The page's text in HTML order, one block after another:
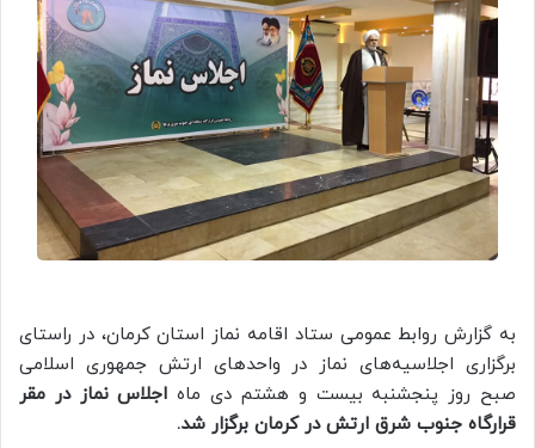
به گزارش روابط عمومی ستاد اقامه نماز استان کرمان، در راستای
برگزاری اجلاسیه‌های نماز در واحدهای ارتش جمهوری اسلامی
صبح روز پنجشنبه بیست و هشتم دی ماه اجلاس نماز در مقر
قرارگاه جنوب شرق ارتش در کرمان برگزار شد.